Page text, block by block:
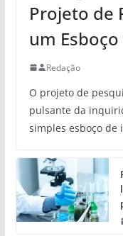
Projeto de
um
Redação
O projeto de
pulsante da
simples esboço de